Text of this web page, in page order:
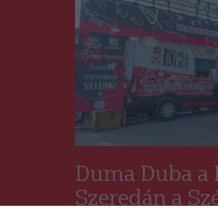
Duma Duba a
Szeredán a